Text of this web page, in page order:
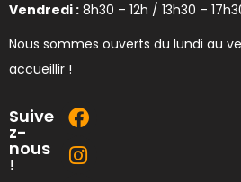
Vendredi : 8h30 – 12h / 13h30 –
Nous sommes ouverts du lundi au
accueillir !
Suive
z-
nous
!